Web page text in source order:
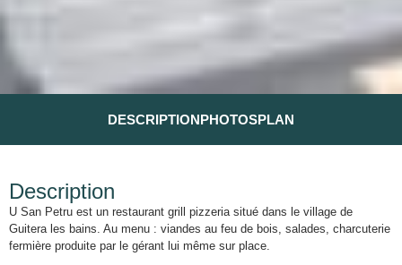
DESCRIPTIONPHOTOSPLAN
Description
U San Petru est un restaurant grill pizzeria situé dans le village de
Guitera les bains. Au menu : viandes au feu de bois, salades, charcuterie
fermière produite par le gérant lui même sur place.